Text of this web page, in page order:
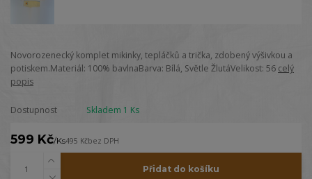
Novorozenecký komplet mikinky, tepláčků a trička, zdobený výšivkou a
potiskem.Materiál: 100% bavlnaBarva: Bílá, Světle ŽlutáVelikost: 56 celý
popis
Dostupnost Skladem 1 Ks
599 Kč/Ks495 Kčbez DPH
Přidat do košíku